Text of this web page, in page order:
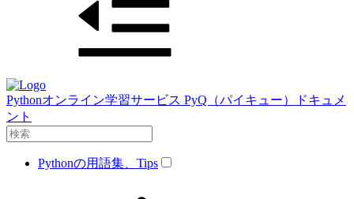
Pythonオンライン学習サービス PyQ（パイキュー）ドキュメ
ント
Pythonの用語集、Tips